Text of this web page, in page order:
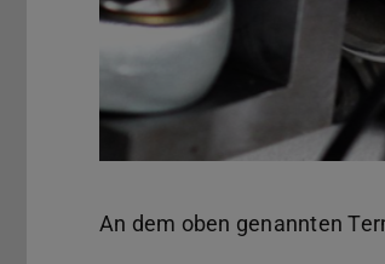
An dem oben genannten